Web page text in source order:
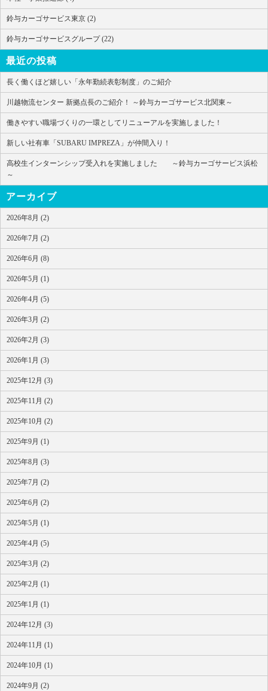
鈴与カーゴサービス東京 (2)
鈴与カーゴサービスグループ (22)
最近の投稿
長く働くほど嬉しい「永年勤続表彰制度」のご紹介
川越物流センター 新拠点長のご紹介！ ～鈴与カーゴサービス北関東～
働きやすい職場づくりの一環としてリニューアルを実施しました！
新しい社有車「SUBARU IMPREZA」が仲間入り！
高校生インターンシップ受入れを実施しました ～鈴与カーゴサービス浜松
～
アーカイブ
2026年8月 (2)
2026年7月 (2)
2026年6月 (8)
2026年5月 (1)
2026年4月 (5)
2026年3月 (2)
2026年2月 (3)
2026年1月 (3)
2025年12月 (3)
2025年11月 (2)
2025年10月 (2)
2025年9月 (1)
2025年8月 (3)
2025年7月 (2)
2025年6月 (2)
2025年5月 (1)
2025年4月 (5)
2025年3月 (2)
2025年2月 (1)
2025年1月 (1)
2024年12月 (3)
2024年11月 (1)
2024年10月 (1)
2024年9月 (2)